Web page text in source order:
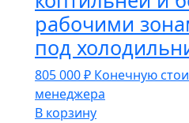
рабочими
под
805 000₽ Конечную
менеджера
В корзину